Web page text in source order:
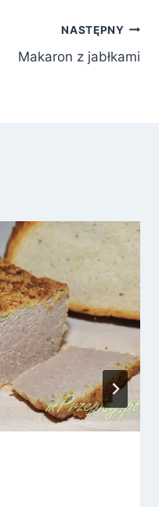
NASTĘPNY
Makaron z jabłkami